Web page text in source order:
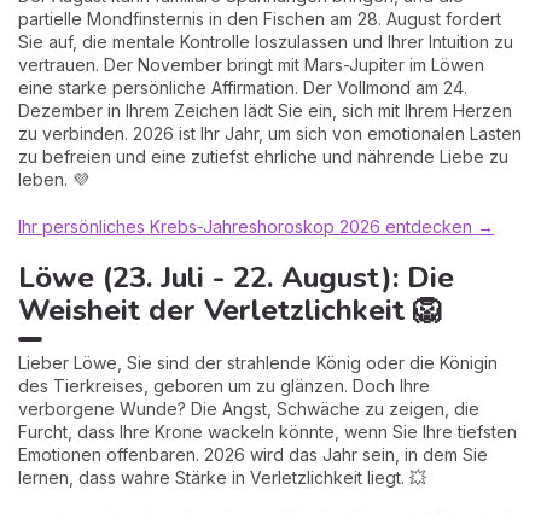
partielle Mondfinsternis in den Fischen am 28. August fordert
Sie auf, die mentale Kontrolle loszulassen und Ihrer Intuition zu
vertrauen. Der November bringt mit Mars-Jupiter im Löwen
eine starke persönliche Affirmation. Der Vollmond am 24.
Dezember in Ihrem Zeichen lädt Sie ein, sich mit Ihrem Herzen
zu verbinden. 2026 ist Ihr Jahr, um sich von emotionalen Lasten
zu befreien und eine zutiefst ehrliche und nährende Liebe zu
leben. 💜
Ihr persönliches Krebs-Jahreshoroskop 2026 entdecken →
Löwe (23. Juli - 22. August): Die
Weisheit der Verletzlichkeit 🦁
Lieber Löwe, Sie sind der strahlende König oder die Königin
des Tierkreises, geboren um zu glänzen. Doch Ihre
verborgene Wunde? Die Angst, Schwäche zu zeigen, die
Furcht, dass Ihre Krone wackeln könnte, wenn Sie Ihre tiefsten
Emotionen offenbaren. 2026 wird das Jahr sein, in dem Sie
lernen, dass wahre Stärke in Verletzlichkeit liegt. 💥